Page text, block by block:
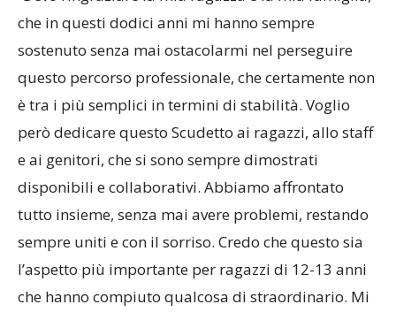
“Devo ringraziare la mia ragazza e la mia famiglia,
che in questi dodici anni mi hanno sempre
sostenuto senza mai ostacolarmi nel perseguire
questo percorso professionale, che certamente non
è tra i più semplici in termini di stabilità. Voglio
però dedicare questo Scudetto ai ragazzi, allo staff
e ai genitori, che si sono sempre dimostrati
disponibili e collaborativi. Abbiamo affrontato
tutto insieme, senza mai avere problemi, restando
sempre uniti e con il sorriso. Credo che questo sia
l’aspetto più importante per ragazzi di 12-13 anni